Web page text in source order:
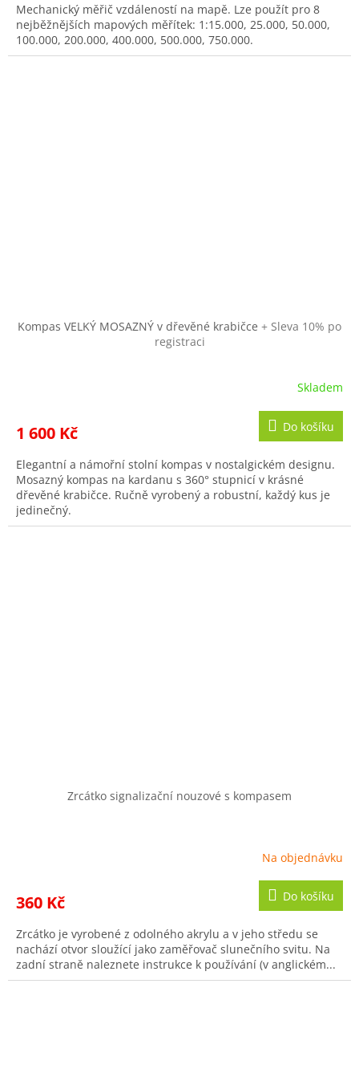
Mechanický měřič vzdáleností na mapě. Lze použít pro 8
nejběžnějších mapových měřítek: 1:15.000, 25.000, 50.000,
100.000, 200.000, 400.000, 500.000, 750.000.
Kompas VELKÝ MOSAZNÝ v dřevěné krabičce + Sleva 10% po
registraci
Skladem
1 600 Kč Do košíku
Elegantní a námořní stolní kompas v nostalgickém designu.
Mosazný kompas na kardanu s 360° stupnicí v krásné
dřevěné krabičce. Ručně vyrobený a robustní, každý kus je
jedinečný.
Zrcátko signalizační nouzové s kompasem
Na objednávku
360 Kč Do košíku
Zrcátko je vyrobené z odolného akrylu a v jeho středu se
nachází otvor sloužící jako zaměřovač slunečního svitu. Na
zadní straně naleznete instrukce k používání (v anglickém...